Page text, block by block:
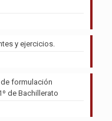
y ejercicios.
formulación
de Bachillerato